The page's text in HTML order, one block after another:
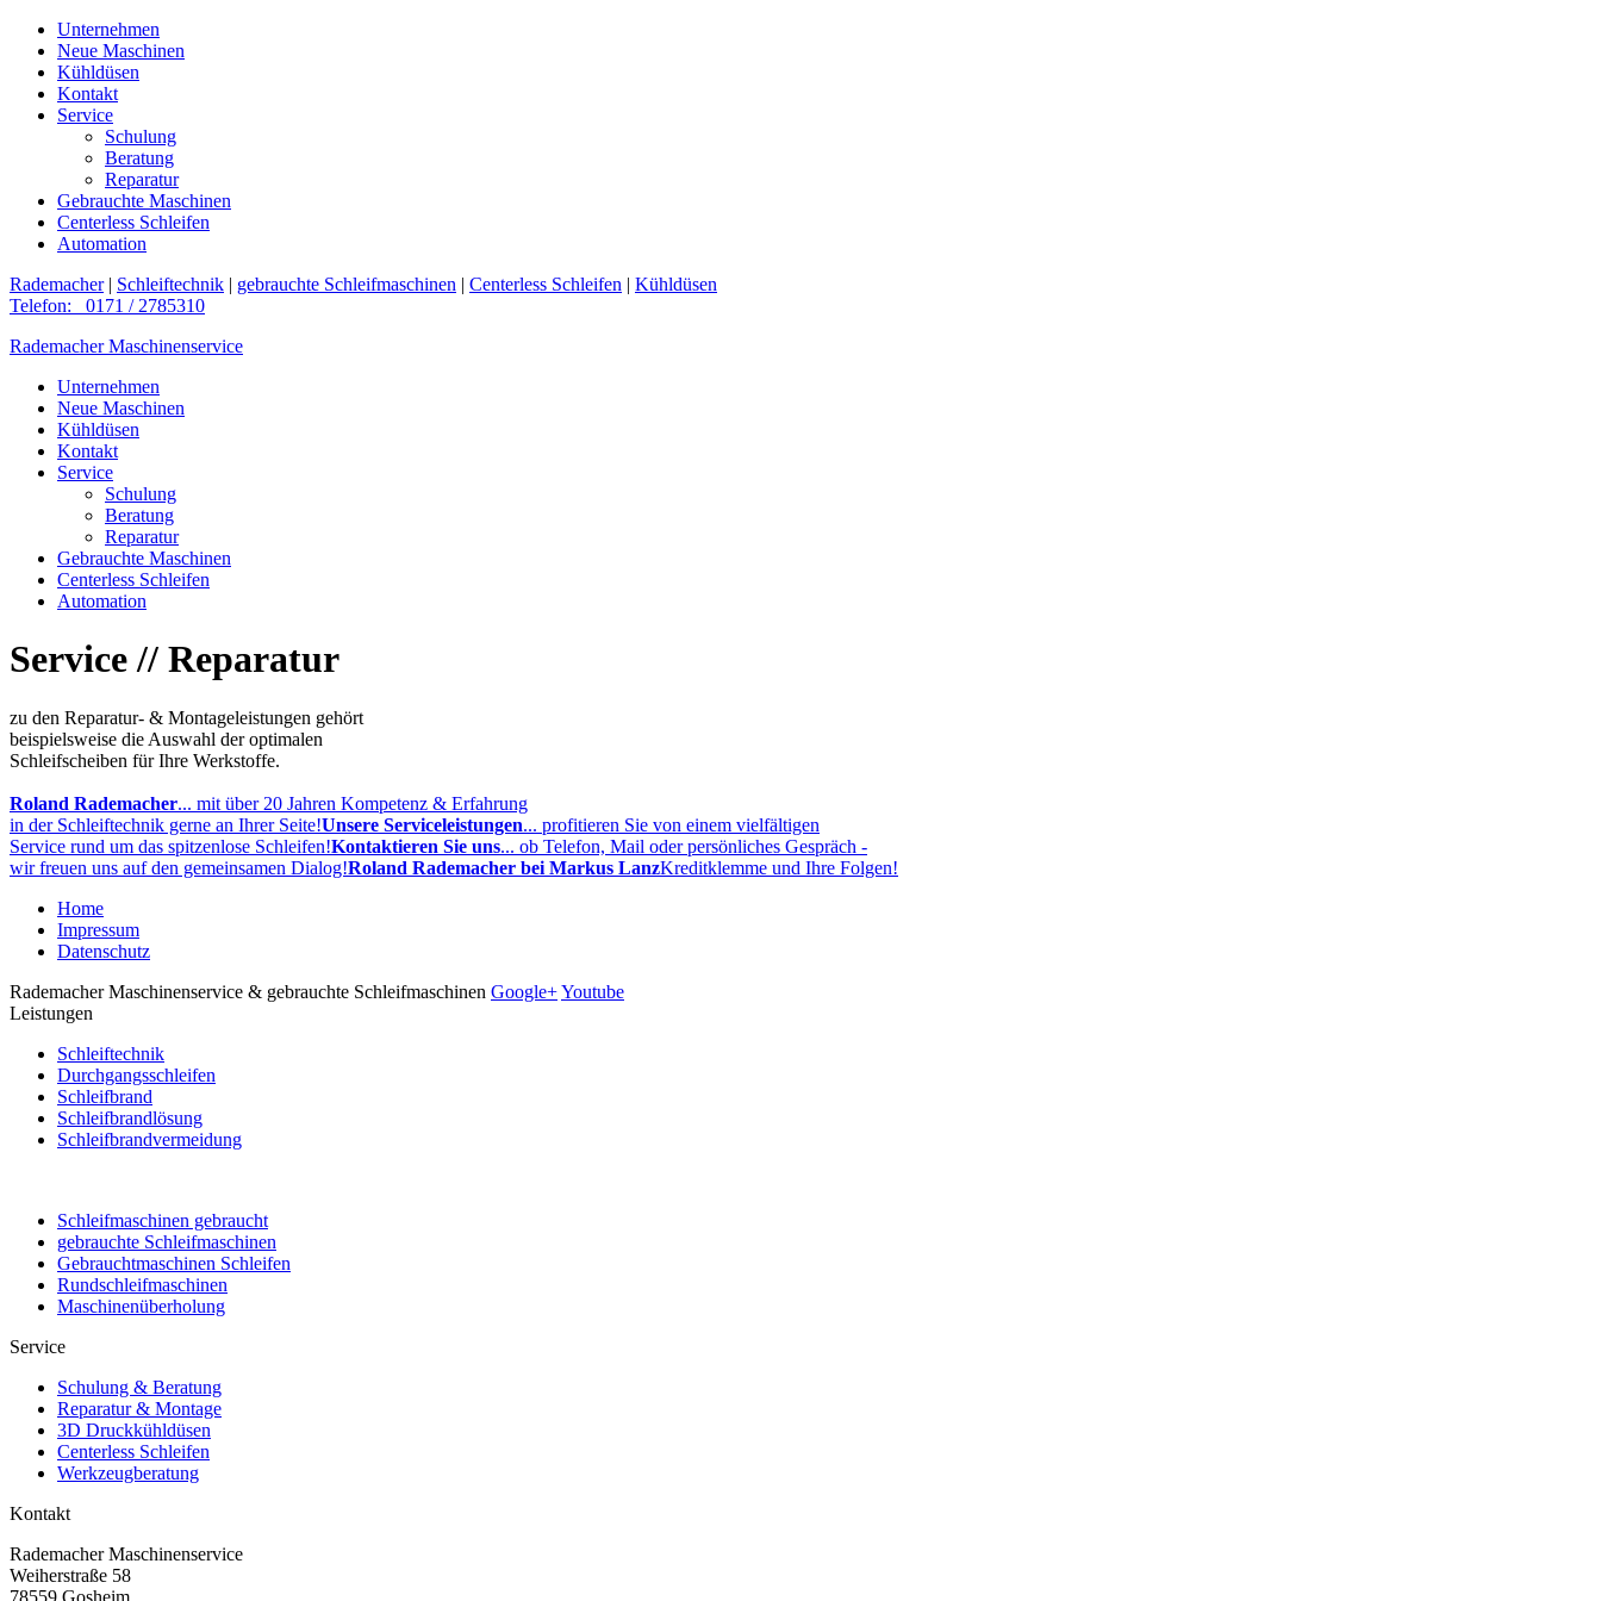
Unternehmen
Neue Maschinen
Kühldüsen
Kontakt
Service
Schulung
Beratung
Reparatur
Gebrauchte Maschinen
Centerless Schleifen
Automation
Rademacher | Schleiftechnik | gebrauchte Schleifmaschinen | Centerless Schleifen | Kühldüsen
Telefon: 0171 / 2785310
Rademacher Maschinenservice
Unternehmen
Neue Maschinen
Kühldüsen
Kontakt
Service
Schulung
Beratung
Reparatur
Gebrauchte Maschinen
Centerless Schleifen
Automation
Service// Reparatur
zu den Reparatur- & Montageleistungen gehört
beispielsweise die Auswahl der optimalen
Schleifscheiben für Ihre Werkstoffe.
Roland Rademacher... mit über 20 Jahren Kompetenz & Erfahrung
in der Schleiftechnik gerne an Ihrer Seite!Unsere Serviceleistungen... profitieren Sie von einem vielfältigen
Service rund um das spitzenlose Schleifen!Kontaktieren Sie uns... ob Telefon, Mail oder persönliches Gespräch -
wir freuen uns auf den gemeinsamen Dialog!Roland Rademacher bei Markus LanzKreditklemme und Ihre Folgen!
Home
Impressum
Datenschutz
Rademacher Maschinenservice & gebrauchte Schleifmaschinen Google+Youtube
Leistungen
Schleiftechnik
Durchgangsschleifen
Schleifbrand
Schleifbrandlösung
Schleifbrandvermeidung
Schleifmaschinen gebraucht
gebrauchte Schleifmaschinen
Gebrauchtmaschinen Schleifen
Rundschleifmaschinen
Maschinenüberholung
Service
Schulung & Beratung
Reparatur & Montage
3D Druckkühldüsen
Centerless Schleifen
Werkzeugberatung
Kontakt
Rademacher Maschinenservice
Weiherstraße 58
78559 Gosheim